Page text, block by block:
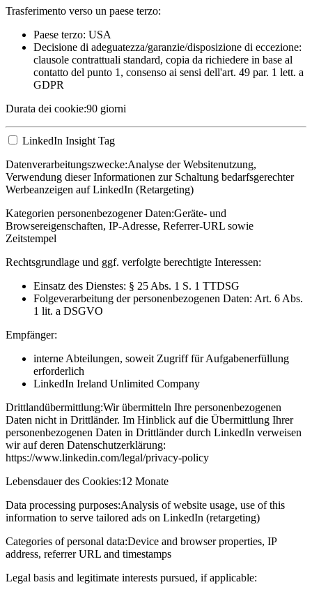
Trasferimento verso un paese terzo:
Paese terzo: USA
Decisione di adeguatezza/garanzie/disposizione di eccezione:
clausole contrattuali standard, copia da richiedere in base al
contatto del punto 1, consenso ai sensi dell'art. 49 par. 1 lett. a
GDPR
Durata dei cookie:90 giorni
LinkedIn Insight Tag
Datenverarbeitungszwecke:Analyse der Websitenutzung,
Verwendung dieser Informationen zur Schaltung bedarfsgerechter
Werbeanzeigen auf LinkedIn (Retargeting)
Kategorien personenbezogener Daten:Geräte- und
Browsereigenschaften, IP-Adresse, Referrer-URL sowie
Zeitstempel
Rechtsgrundlage und ggf. verfolgte berechtigte Interessen:
Einsatz des Dienstes: § 25 Abs. 1 S. 1 TTDSG
Folgeverarbeitung der personenbezogenen Daten: Art. 6 Abs.
1 lit. a DSGVO
Empfänger:
interne Abteilungen, soweit Zugriff für Aufgabenerfüllung
erforderlich
LinkedIn Ireland Unlimited Company
Drittlandübermittlung:Wir übermitteln Ihre personenbezogenen
Daten nicht in Drittländer. Im Hinblick auf die Übermittlung Ihrer
personenbezogenen Daten in Drittländer durch LinkedIn verweisen
wir auf deren Datenschutzerklärung:
https://www.linkedin.com/legal/privacy-policy
Lebensdauer des Cookies:12 Monate
Data processing purposes:Analysis of website usage, use of this
information to serve tailored ads on LinkedIn (retargeting)
Categories of personal data:Device and browser properties, IP
address, referrer URL and timestamps
Legal basis and legitimate interests pursued, if applicable: